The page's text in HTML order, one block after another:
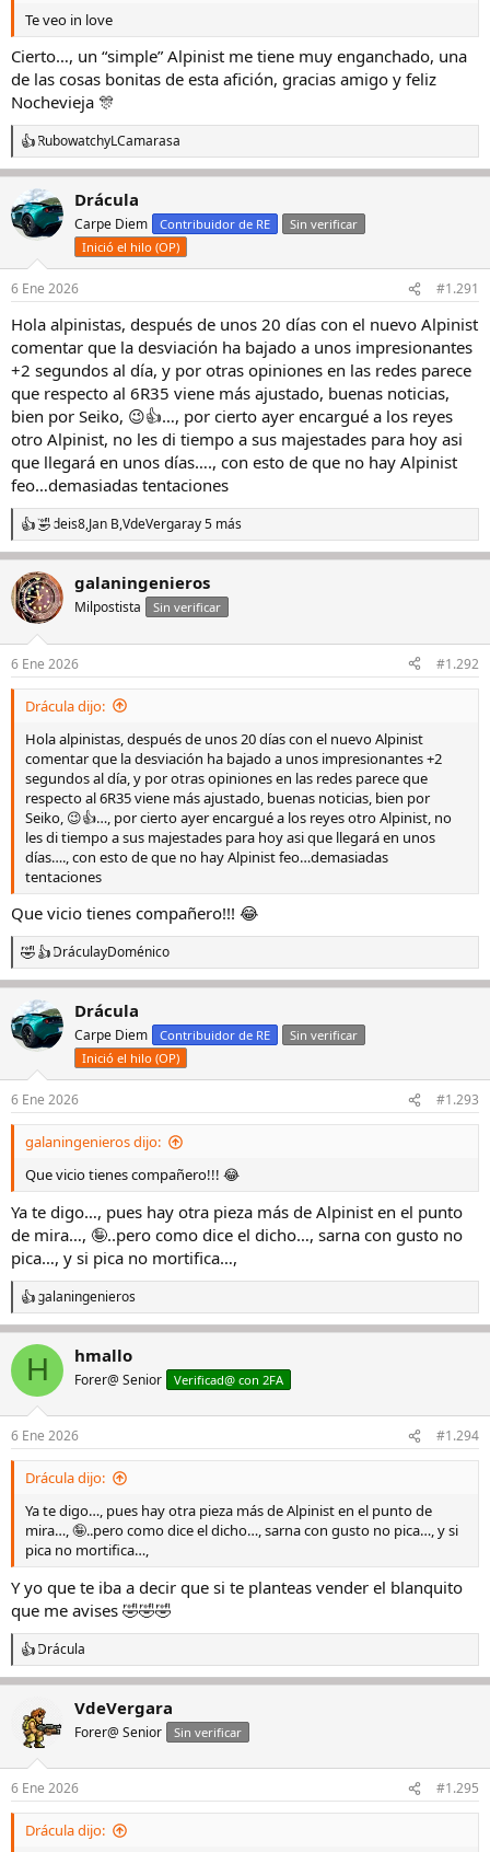
Te veo in love
Cierto…, un “simple” Alpinist me tiene muy enganchado, una
de las cosas bonitas de esta afición, gracias amigo y feliz
Nochevieja 🎊
R
e
c
c
i
n
e
s
:
RubowatchyLCamarasa
Drácula
Carpe Diem Contribuidor de RE
Sin verificar
Inició el hilo (OP)
6 Ene 2026 #1.291
Hola alpinistas, después de unos 20 días con el nuevo Alpinist
comentar que la desviación ha bajado a unos impresionantes
+2 segundos al día, y por otras opiniones en las redes parece
que respecto al 6R35 viene más ajustado, buenas noticias,
bien por Seiko, 😉👍…, por cierto ayer encargué a los reyes
otro Alpinist, no les di tiempo a sus majestades para hoy asi
que llegará en unos días…., con esto de que no hay Alpinist
feo…demasiadas tentaciones
R
e
c
c
i
e
s
deis8,Jan B,VdeVergaray 5 más
galaningenieros
Milpostista Sin verificar
6 Ene 2026 #1.292
Drácula dijo:
Hola alpinistas, después de unos 20 días con el nuevo Alpinist
comentar que la desviación ha bajado a unos impresionantes +2
segundos al día, y por otras opiniones en las redes parece que
respecto al 6R35 viene más ajustado, buenas noticias, bien por
Seiko, 😉👍…, por cierto ayer encargué a los reyes otro Alpinist, no
les di tiempo a sus majestades para hoy asi que llegará en unos
días…., con esto de que no hay Alpinist feo…demasiadas
tentaciones
Que vicio tienes compañero!!! 😂
R
e
c
c
i
n
e
s
DráculayDoménico
Drácula
Carpe Diem Contribuidor de RE
Sin verificar
Inició el hilo (OP)
6 Ene 2026 #1.293
galaningenieros dijo:
Que vicio tienes compañero!!! 😂
Ya te digo…, pues hay otra pieza más de Alpinist en el punto
de mira…, 🤪..pero como dice el dicho…, sarna con gusto no
pica…, y si pica no mortifica…,
R
e
a
c
i
e
s
galaningenieros
H hmallo
Forer@ Senior Verificad@ con 2FA
6 Ene 2026 #1.294
Drácula dijo:
Ya te digo…, pues hay otra pieza más de Alpinist en el punto de
mira…, 🤪..pero como dice el dicho…, sarna con gusto no pica…, y si
pica no mortifica…,
Y yo que te iba a decir que si te planteas vender el blanquito
que me avises 🤣🤣🤣
R
e
a
c
e
s
Drácula
VdeVergara
Forer@ Senior Sin verificar
6 Ene 2026 #1.295
Drácula dijo: